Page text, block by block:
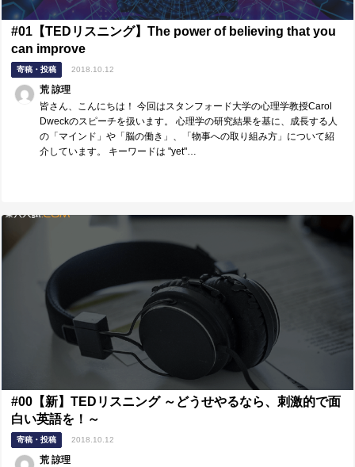
#01【TEDリスニング】The power of believing that you
can improve
寄稿・投稿 2018.10.12
荒 諒理
皆さん、こんにちは！ 今回はスタンフォード大学の心理学教授Carol
Dweckのスピーチを扱います。 心理学の研究結果を基に、成長する人
の「マインド」や「脳の働き」、「物事への取り組み方」について紹
介しています。 キーワードは "yet"…
#00【新】TEDリスニング ～どうせやるなら、刺激的で面
白い英語を！～
寄稿・投稿 2018.10.12
荒 諒理